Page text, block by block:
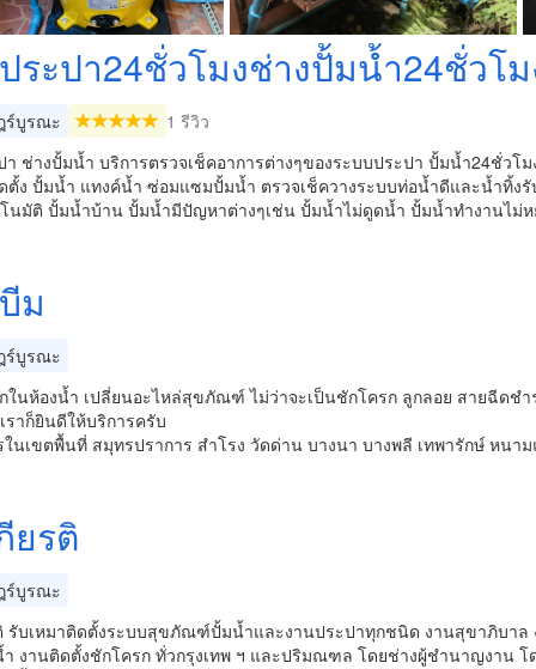
ระปา24ชั่วโมงช่างปั้มน้ำ24ชั่วโ
บูรณะ
1 รีวิว
า ช่างปั้มน้ำ บริการตรวจเช็คอาการต่างๆของระบบประปา ปั้มน้ำ24ชั่วโม
ตั้ง ปั้มน้ำ แทงค์น้ำ ซ่อมแซมปั้มน้ำ ตรวจเช็ควางระบบท่อน้ำดีและน้ำทิ้ง
นมัติ ปั้มน้ำบ้าน ปั้มน้ำมีปัญหาต่างๆเช่น ปั้มน้ำไม่ดูดน้ำ ปั้มน้ำทำงานไม่
ม
บูรณะ
ในห้องน้ำ เปลี่ยนอะไหล่สุขภัณฑ์ ไม่ว่าจะเป็นชักโครก ลูกลอย สายฉีดชำ
ราก็ยินดีให้บริการครับ
ในเขตพื้นที่ สมุทรปราการ สำโรง วัดด่าน บางนา บางพลี เทพารักษ์ หน
ยรติ
บูรณะ
รับเหมาติดตั้งระบบสุขภัณฑ์ปั้มน้ำและงานประปาทุกชนิด งานสุขาภิบาล
ำ งานติดตั้งชักโครก ทั่วกรุงเทพ ฯ และปริมณฑล โดยช่างผู้ชำนาญงาน โ